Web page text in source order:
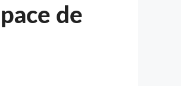
de